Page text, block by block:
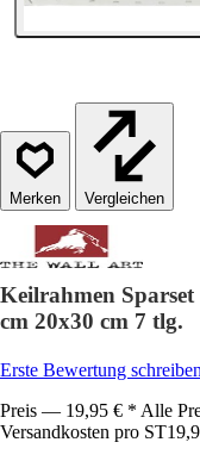
Vergleichen
Keilrahmen
cm 20x30 cm 7 tlg.
Erste Bewertung schreiben
Preis — 19,95 € * Alle
Versandkosten pro ST